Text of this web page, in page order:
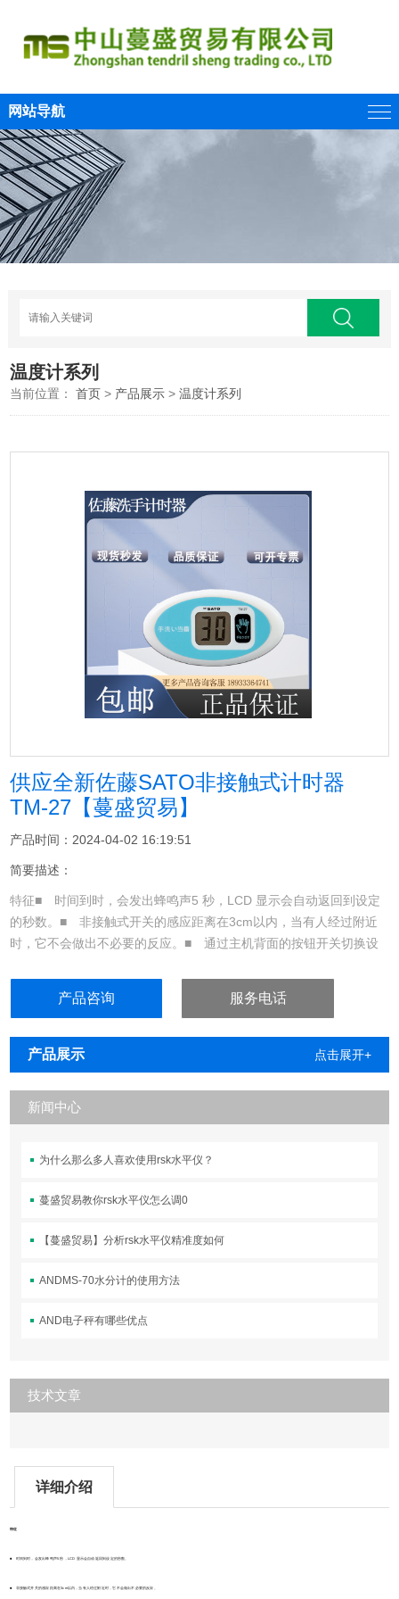
网站导航
温度计系列
当前位置：首页 > 产品展示 >温度计系列
供应全新佐藤SATO非接触式计时器
TM-27【蔓盛贸易】
产品时间：2024-04-02 16:19:51
简要描述：
特征■ 时间到时，会发出蜂鸣声5 秒，LCD 显示会自动返回到设定
的秒数。■ 非接触式开关的感应距离在3cm以内，当有人经过附近
时，它不会做出不必要的反应。■ 通过主机背面的按钮开关切换设
上）。规格产品编号1707-20产品名称非接触式计时器 洗手职责®模
产品咨询 服务电话
产品展示 点击展开+
新闻中心
为什么那么多人喜欢使用rsk水平仪？
蔓盛贸易教你rsk水平仪怎么调0
【蔓盛贸易】分析rsk水平仪精准度如何
ANDMS-70水分计的使用方法
AND电子秤有哪些优点
技术文章
详细介绍
特征
■时间到时，会发出蜂鸣声5 秒，LCD 显示会自动返回到设定的秒数。
■非接触式开关的感应距离在3cm以内，当有人经过附近时，它不会做出不必要的反应。